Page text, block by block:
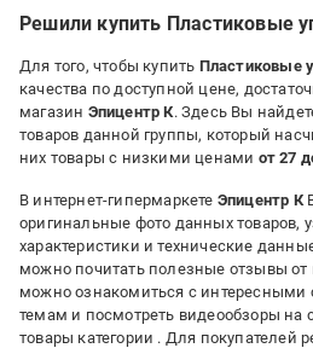
Решили купить Пластиковые
Для того, чтобы купить Пластиковые
качества по доступной цене,
магазин Эпицентр К. Здесь Вы
товаров данной группы, который
них товары с низкими ценами от 27
В интернет-гипермаркете Эпицентр К
оригинальные фото данных товаров,
характеристики и технические
можно почитать полезные отзывы от
можно ознакомиться с интересными
темам и посмотреть видеообзоры на
товары категории . Для покупателей